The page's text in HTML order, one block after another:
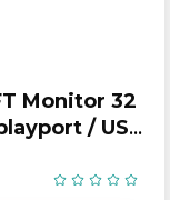
Monitor 32
/ USB,